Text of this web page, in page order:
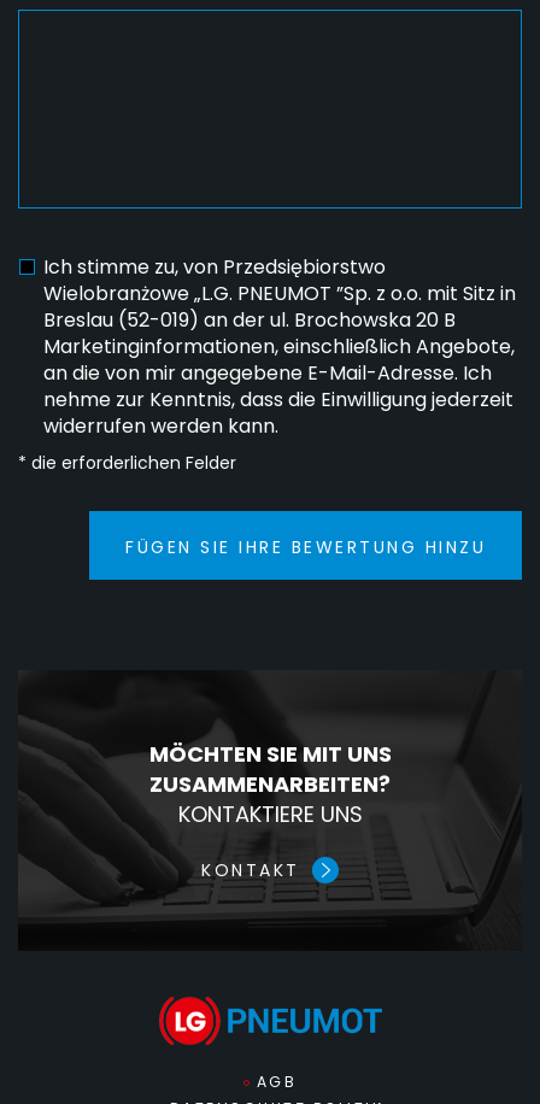
Ich stimme zu, von Przedsiębiorstwo
Wielobranżowe „L.G. PNEUMOT ”Sp. z o.o. mit Sitz in
Breslau (52-019) an der ul. Brochowska 20 B
Marketinginformationen, einschließlich Angebote,
an die von mir angegebene E-Mail-Adresse. Ich
nehme zur Kenntnis, dass die Einwilligung jederzeit
widerrufen werden kann.
* die erforderlichen Felder
FÜGEN SIE IHRE BEWERTUNG HINZU
MÖCHTEN SIE MIT UNS
ZUSAMMENARBEITEN?
KONTAKTIERE UNS
KONTAKT
AGB